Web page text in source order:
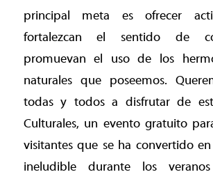
principal meta es ofrecer
fortalezcan el sentido de
promuevan el uso de los
naturales que poseemos.
todas y todos a disfrutar de
Culturales, un evento gratuito
visitantes que se ha convertido
ineludible durante los